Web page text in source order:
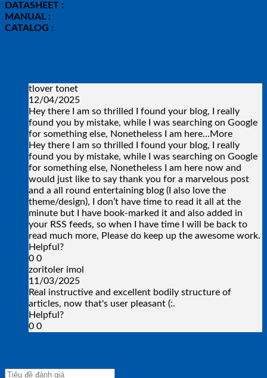
DATASHEET :
MANUAL :
CATALOG :
tlover tonet
12/04/2025
Hey there I am so thrilled I found your blog, I really
found you by mistake, while I was searching on Google
for something else, Nonetheless I am here...More
Hey there I am so thrilled I found your blog, I really
found you by mistake, while I was searching on Google
for something else, Nonetheless I am here now and
would just like to say thank you for a marvelous post
and a all round entertaining blog (I also love the
theme/design), I don’t have time to read it all at the
minute but I have book-marked it and also added in
your RSS feeds, so when I have time I will be back to
read much more, Please do keep up the awesome work.
Helpful?
0 0
zoritoler imol
11/03/2025
Real instructive and excellent bodily structure of
articles, now that's user pleasant (:.
Helpful?
0 0